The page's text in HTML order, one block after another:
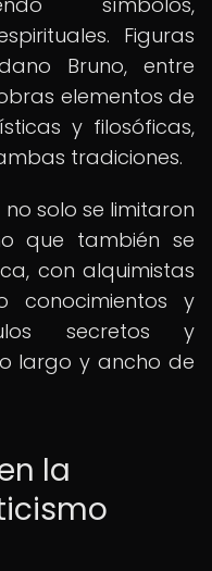
Figuras
Bruno, entre
elementos de
y filosóficas,
tradiciones.
solo se limitaron
que también se
con alquimistas
conocimientos y
secretos y
largo y ancho de
la